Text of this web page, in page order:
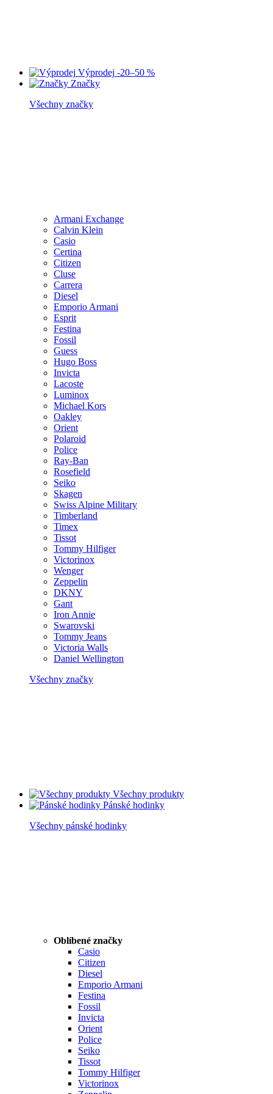
Výprodej -20–50 %
Značky
Všechny značky
Armani Exchange
Calvin Klein
Casio
Certina
Citizen
Cluse
Carrera
Diesel
Emporio Armani
Esprit
Festina
Fossil
Guess
Hugo Boss
Invicta
Lacoste
Luminox
Michael Kors
Oakley
Orient
Polaroid
Police
Ray-Ban
Rosefield
Seiko
Skagen
Swiss Alpine Military
Timberland
Timex
Tissot
Tommy Hilfiger
Victorinox
Wenger
Zeppelin
DKNY
Gant
Iron Annie
Swarovski
Tommy Jeans
Victoria Walls
Daniel Wellington
Všechny značky
Všechny produkty
Pánské hodinky
Všechny pánské hodinky
Oblíbené značky
Casio
Citizen
Diesel
Emporio Armani
Festina
Fossil
Invicta
Orient
Police
Seiko
Tissot
Tommy Hilfiger
Victorinox